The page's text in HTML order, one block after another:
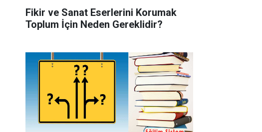
Fikir ve Sanat Eserlerini Korumak
Toplum İçin Neden Gereklidir?